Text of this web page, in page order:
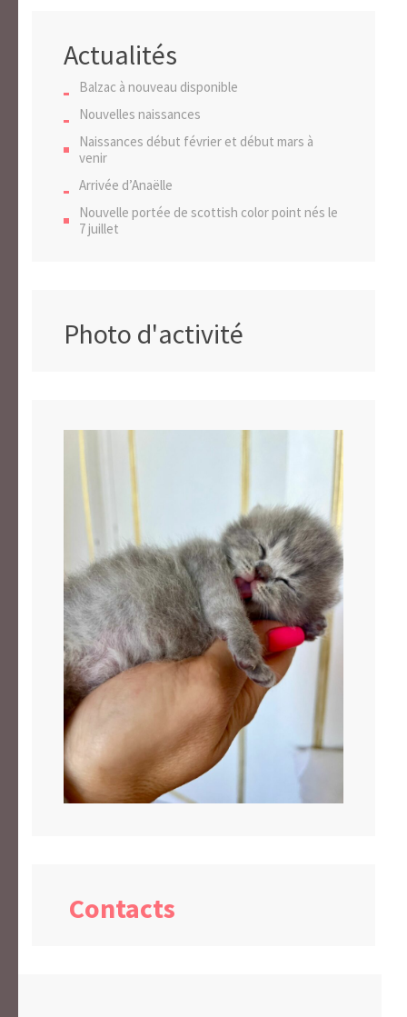
Actualités
Balzac à nouveau disponible
Nouvelles naissances
Naissances début février et début mars à
venir
Arrivée d’Anaëlle
Nouvelle portée de scottish color point nés le
7 juillet
Photo d'activité
Contacts